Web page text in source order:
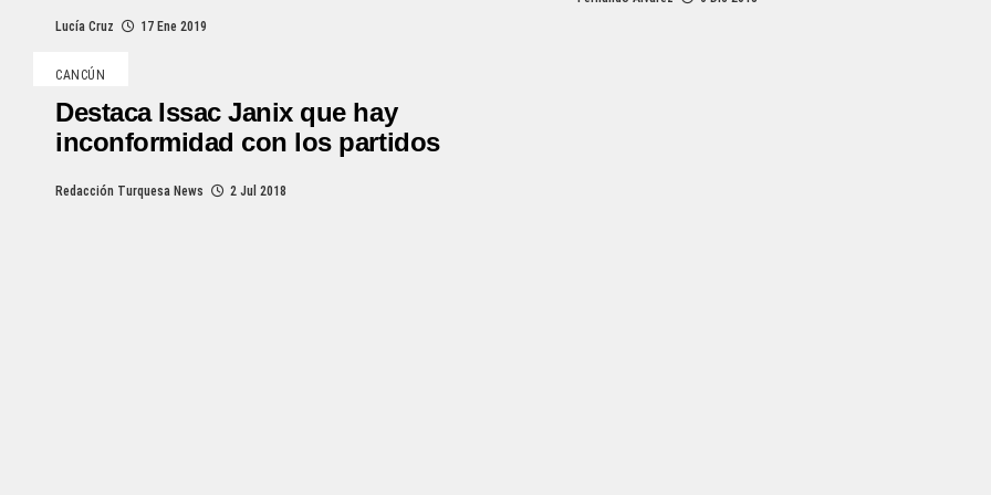
Lucía Cruz 17 Ene 2019
CANCÚN
Destaca Issac Janix que hay
inconformidad con los partidos
Redacción Turquesa News 2 Jul 2018